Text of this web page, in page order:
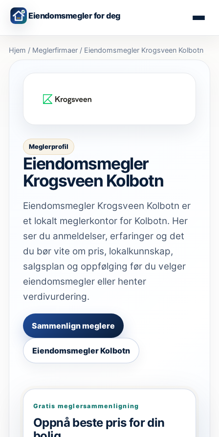
Eiendomsmegler for deg
Hjem / Meglerfirmaer / Eiendomsmegler Krogsveen Kolbotn
Meglerprofil
Eiendomsmegler
Krogsveen Kolbotn
Eiendomsmegler Krogsveen Kolbotn er
et lokalt meglerkontor for Kolbotn. Her
ser du anmeldelser, erfaringer og det
du bør vite om pris, lokalkunnskap,
salgsplan og oppfølging før du velger
eiendomsmegler eller henter
verdivurdering.
Sammenlign meglere
Eiendomsmegler Kolbotn
Gratis meglersammenligning
Oppnå beste pris for din